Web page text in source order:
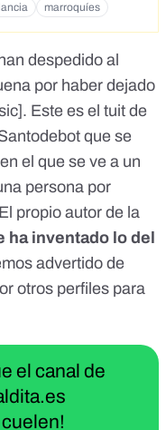
marroquíes
despedido al
por haber dejado
Este es el tuit de
que se
en el que se ve a un
persona por
El propio autor de la
ha inventado lo del
advertido de
otros perfiles para
el canal de